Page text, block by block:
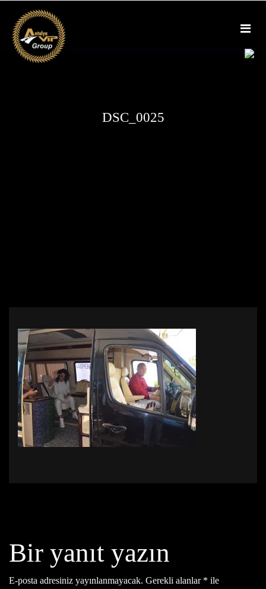
content
DSC_0025
Bir yanıt yazın
E-posta adresiniz yayınlanmayacak. Gerekli alanlar * ile